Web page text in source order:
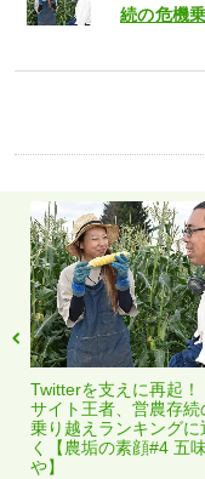
続の危機
Twitterを支えに再起
サイト王者、営農存続
乗り越えランキングに
く【農垢の素顔#4 五
や】